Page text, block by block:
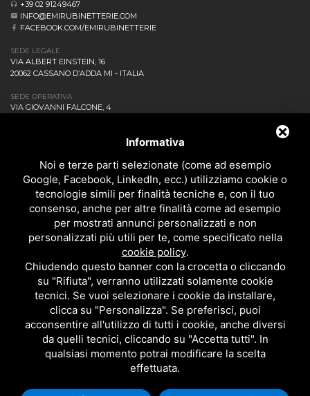
+39 02 91249467
INFO@EMIRUBINETTERIE.COM
FACEBOOK.COM/EMIRUBINETTERIE
SEDE LEGALE
VIA ALBERT EINSTEIN, 16
20062 CASSANO D’ADDA MI - ITALIA
SEDE OPERATIVA
VIA GIOVANNI FALCONE, 4
DOWNLOAD
CONTATTACI!
POLITICA DELLA QUALITÀ
PRIVACY
BAGNO
CUCINA
ACCESSORI
TUTTI I PRODOTTI
EMI RUBINETTERIE SRL - P.IVA 09985650960
QUESTO SITO È PROTETTO DA GOOGLE RECAPTCHA V3,
PRIVACY POLICY
Informativa
Noi e terze parti selezionate (come ad esempio
Google, Facebook, LinkedIn, ecc.) utilizziamo cookie o
tecnologie simili per finalità tecniche e, con il tuo
consenso, anche per altre finalità come ad esempio
per mostrati annunci personalizzati e non
personalizzati più utili per te, come specificato nella
cookie policy.
Chiudendo questo banner con la crocetta o cliccando
su "Rifiuta", verranno utilizzati solamente cookie
tecnici. Se vuoi selezionare i cookie da installare,
clicca su "Personalizza". Se preferisci, puoi
acconsentire all'utilizzo di tutti i cookie, anche diversi
da quelli tecnici, cliccando su "Accetta tutti". In
qualsiasi momento potrai modificare la scelta
effettuata.